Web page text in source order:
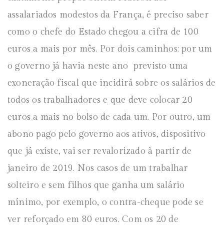
assalariados modestos da França, é preciso saber
como o chefe do Estado chegou a cifra de 100
euros a mais por mês. Por dois caminhos: por um
o governo já havia neste ano previsto uma
exoneração fiscal que incidirá sobre os salários de
todos os trabalhadores e que deve colocar 20
euros a mais no bolso de cada um. Por outro, um
abono pago pelo governo aos ativos, dispositivo
que já existe, vai ser revalorizado à partir de
janeiro de 2019. Nos casos de um trabalhar
solteiro e sem filhos que ganha um salário
mínimo, por exemplo, o contra-cheque pode se
ver reforçado em 80 euros. Com os 20 de